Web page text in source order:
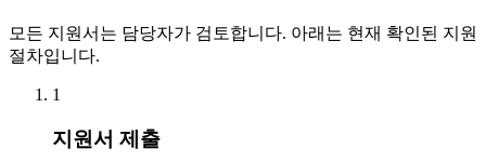
모든 지원서는 담당자가 검토합니다. 아래는 현재 확인된 지원
절차입니다.
1
지원서 제출